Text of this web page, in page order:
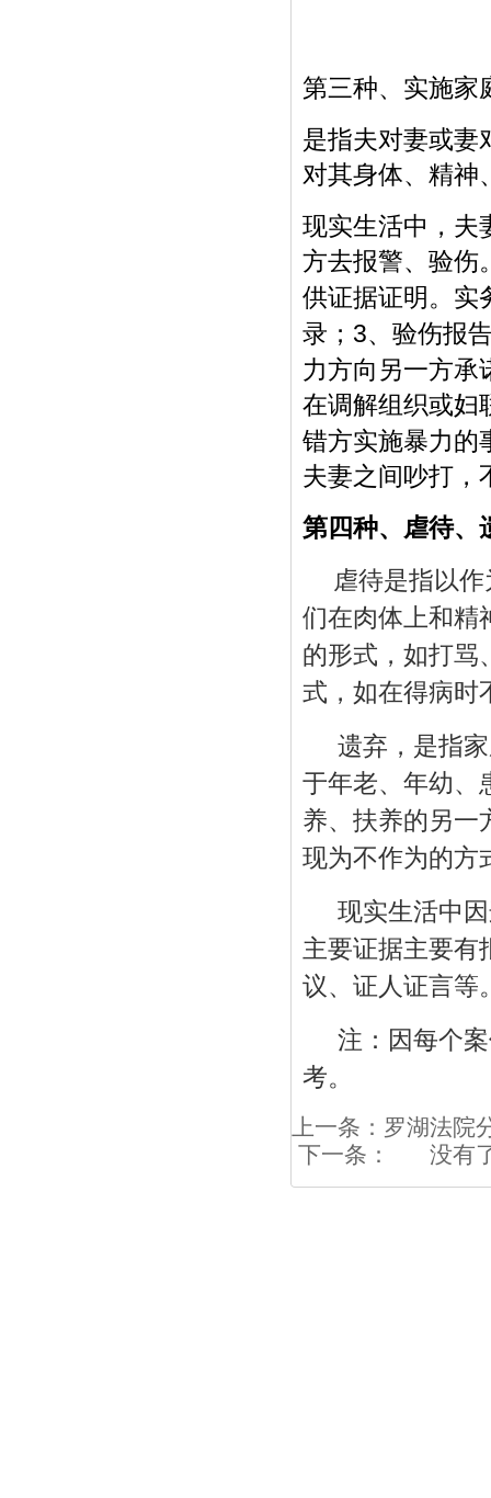
第三种、实施家
是指夫对妻或妻
对其身体、精神
现实生活中，夫
方去报警、验伤
供证据证明。实
录； 3、验伤报
力方向另一方承
在调解组织或妇
错方实施暴力的
夫妻之间吵打，
第四种、虐待、
虐待是指以
们在肉体上和精
的形式，如打骂
式，如在得病时
遗弃，是指
于年老、年幼、
养、扶养的另一
现为不作为的方
现实生活中
主要证据主要有
议、证人证言等
注：因每个
考。
上一条： 罗湖法院
下一条：
没有